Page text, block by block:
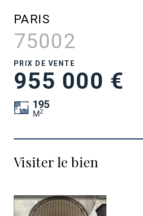
PARIS
75002
PRIX DE VENTE
955 000 €
195
M2
Visiter le bien